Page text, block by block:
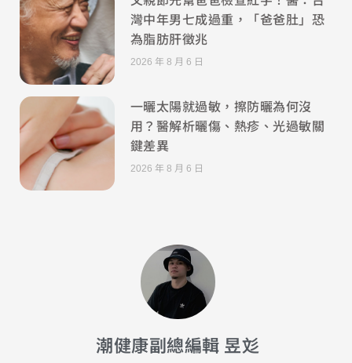
灣中年男七成過重，「爸爸肚」恐
為脂肪肝徵兆
2026 年 8 月 6 日
一曬太陽就過敏，擦防曬為何沒
用？醫解析曬傷、熱疹、光過敏關
鍵差異
2026 年 8 月 6 日
潮健康副總編輯 昱彣